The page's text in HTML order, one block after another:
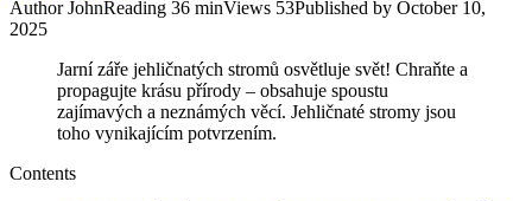
AuthorJohnReading 36 minViews 53Published by October 10,
2025
Jarní záře jehličnatých stromů osvětluje svět! Chraňte a
propagujte krásu přírody – obsahuje spoustu
zajímavých a neznámých věcí. Jehličnaté stromy jsou
toho vynikajícím potvrzením.
Contents